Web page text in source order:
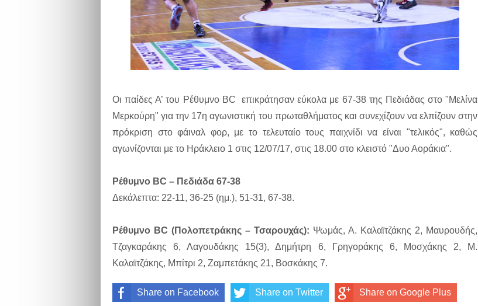
Οι παίδες Α’ του Ρέθυμνο BC επικράτησαν εύκολα με 67-38 της Πεδιάδας στο "Μελίνα
Μερκούρη" για την 17η αγωνιστική του πρωταθλήματος και συνεχίζουν να ελπίζουν στην
πρόκριση στο φάιναλ φορ, με το τελευταίο τους παιχνίδι να είναι "τελικός", καθώς
αγωνίζονται με το Ηράκλειο 1 στις 12/07/17, στις 18.00 στο κλειστό "Δυο Αοράκια".
Ρέθυμνο BC – Πεδιάδα 67-38
Δεκάλεπτα: 22-11, 36-25 (ημ.), 51-31, 67-38.
Ρέθυμνο BC (Πολοπετράκης – Τσαρουχάς): Ψωμάς, Α. Καλαϊτζάκης 2, Μαυρουδής,
Τζαγκαράκης 6, Λαγουδάκης 15(3), Δημήτρη 6, Γρηγοράκης 6, Μοσχάκης 2, Μ.
Καλαϊτζάκης, Μπίτρι 2, Ζαμπετάκης 21, Βοσκάκης 7.
Share on Facebook Share on Twitter Share on Google Plus